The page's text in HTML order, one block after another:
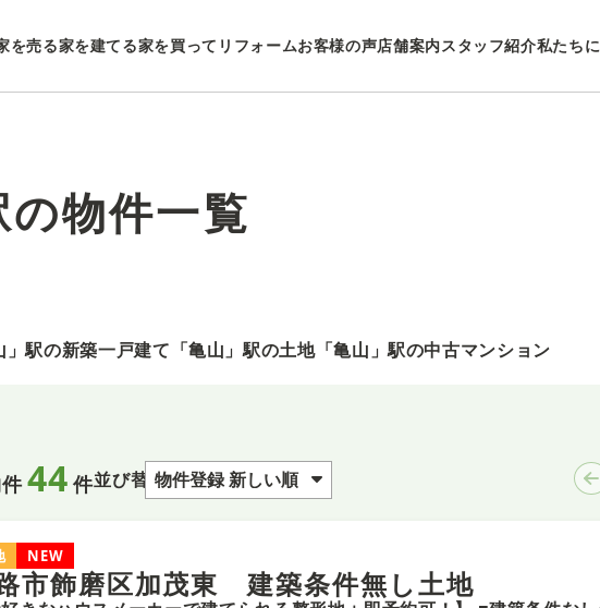
を売る家を建てる家を買ってリフォームお客様の声店舗案内スタッフ紹介私たち
物件一覧
」駅の新築一戸建て 「亀山」駅の土地「亀山」駅の中古マンション
44 件並び替え
NEW
市飾磨区加茂東 建築条件無し土地